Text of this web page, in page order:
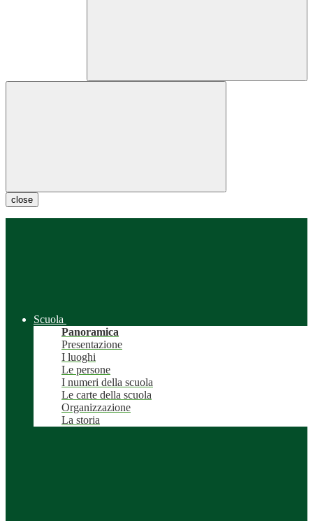
close
Scuola
Panoramica
Presentazione
I luoghi
Le persone
I numeri della scuola
Le carte della scuola
Organizzazione
La storia